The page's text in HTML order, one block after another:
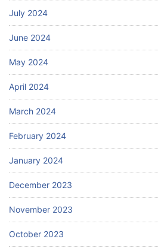
July 2024
June 2024
May 2024
April 2024
March 2024
February 2024
January 2024
December 2023
November 2023
October 2023